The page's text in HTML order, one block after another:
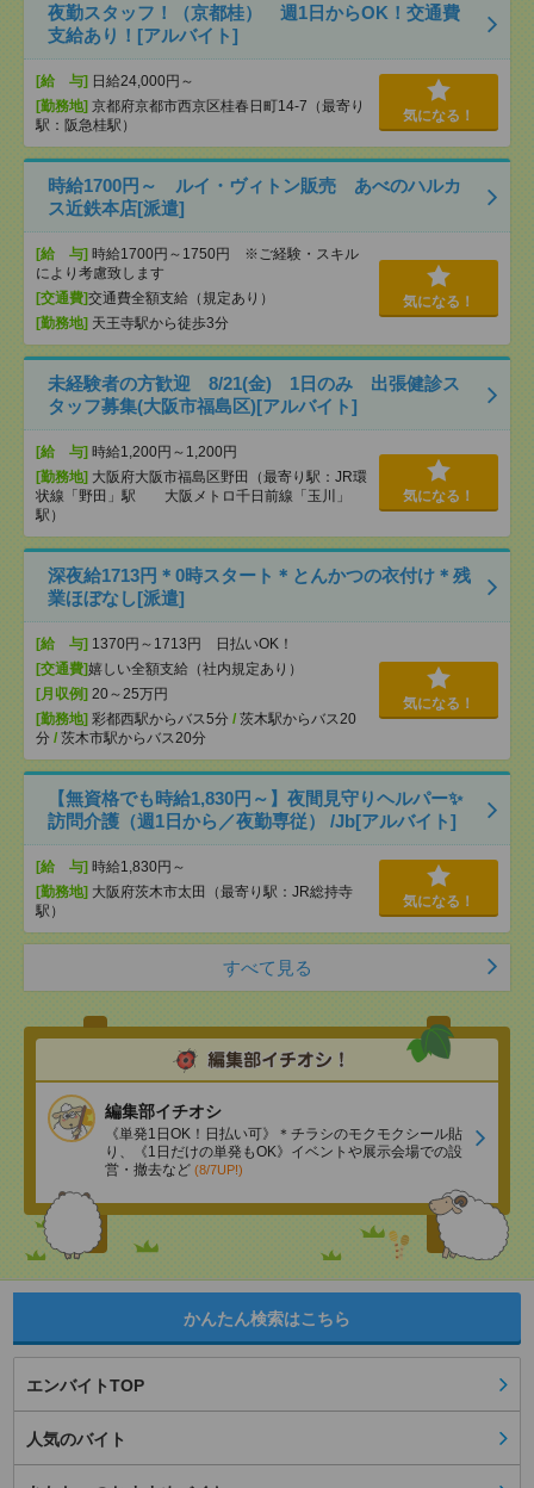
夜勤スタッフ！（京都桂） 週1日からOK！交通費
支給あり！[アルバイト]
[給 与] 日給24,000円～
[勤務地] 京都府京都市西京区桂春日町14-7（最寄り
駅：阪急桂駅）
気になる！
時給1700円～ ルイ・ヴィトン販売 あべのハルカ
ス近鉄本店[派遣]
[給 与] 時給1700円～1750円 ※ご経験・スキル
により考慮致します
[交通費]交通費全額支給（規定あり）
[勤務地] 天王寺駅から徒歩3分
気になる！
未経験者の方歓迎 8/21(金) 1日のみ 出張健診ス
タッフ募集(大阪市福島区)[アルバイト]
[給 与] 時給1,200円～1,200円
[勤務地] 大阪府大阪市福島区野田（最寄り駅：JR環
状線「野田」駅 大阪メトロ千日前線「玉川」
駅）
気になる！
深夜給1713円＊0時スタート＊とんかつの衣付け＊残
業ほぼなし[派遣]
[給 与] 1370円～1713円 日払いOK！
[交通費]嬉しい全額支給（社内規定あり）
[月収例] 20～25万円
[勤務地] 彩都西駅からバス5分 / 茨木駅からバス20
分 / 茨木市駅からバス20分
気になる！
【無資格でも時給1,830円～】夜間見守りヘルパー✨
訪問介護（週1日から／夜勤専従） /Jb[アルバイト]
[給 与] 時給1,830円～
[勤務地] 大阪府茨木市太田（最寄り駅：JR総持寺
駅）
気になる！
すべて見る
編集部イチオシ
《単発1日OK！日払い可》＊チラシのモクモクシール貼
り、《1日だけの単発もOK》イベントや展示会場での設
営・撤去など (8/7UP!)
かんたん検索はこちら
エンバイトTOP
人気のバイト